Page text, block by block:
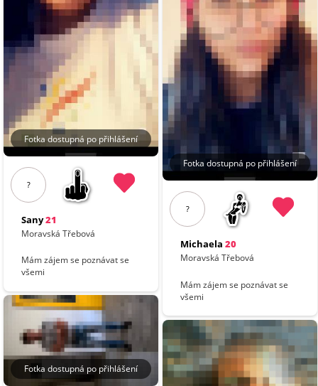
Fotka dostupná po přihlášení
?
Sany21
Moravská Třebová
Mám zájem se poznávat se
všemi
Fotka dostupná po přihlášení
Fotka dostupná po přihlášení
?
Michaela 20
Moravská Třebová
Mám zájem se poznávat se
všemi